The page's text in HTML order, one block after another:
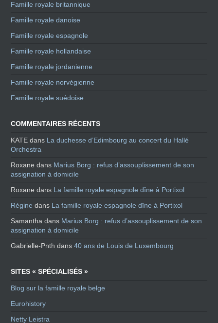
Famille royale britannique
Famille royale danoise
Famille royale espagnole
Famille royale hollandaise
Famille royale jordanienne
Famille royale norvégienne
Famille royale suédoise
COMMENTAIRES RÉCENTS
KATE dans La duchesse d’Edimbourg au concert du Hallé
Orchestra
Roxane dans Marius Borg : refus d’assouplissement de son
assignation à domicile
Roxane dans La famille royale espagnole dîne à Portixol
Régine dans La famille royale espagnole dîne à Portixol
Samantha dans Marius Borg : refus d’assouplissement de son
assignation à domicile
Gabrielle-Pnth dans40 ans de Louis de Luxembourg
SITES « SPÉCIALISÉS »
Blog sur la famille royale belge
Eurohistory
Netty Leistra